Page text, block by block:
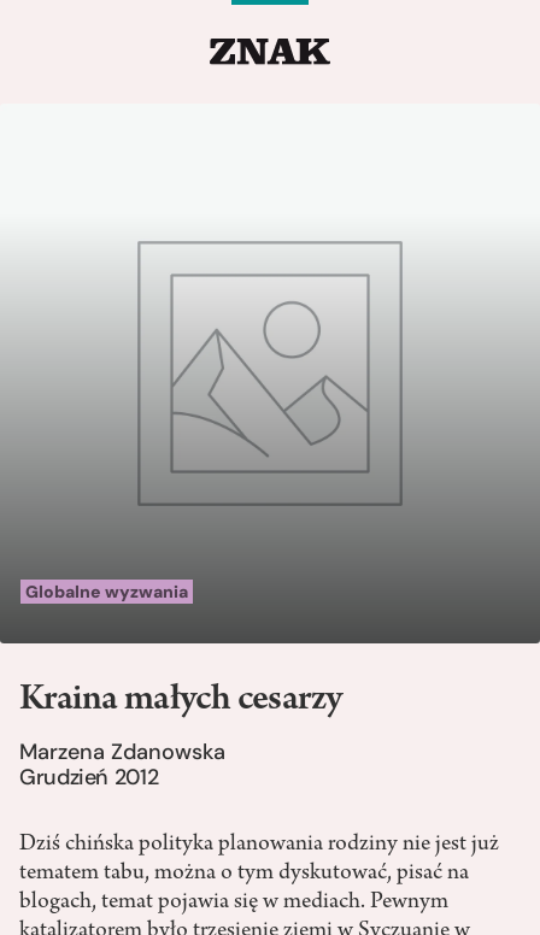
Globalne wyzwania
Kraina małych cesarzy
Marzena Zdanowska
Grudzień 2012
Dziś chińska polityka planowania rodziny nie jest już
tematem tabu, można o tym dyskutować, pisać na
blogach, temat pojawia się w mediach. Pewnym